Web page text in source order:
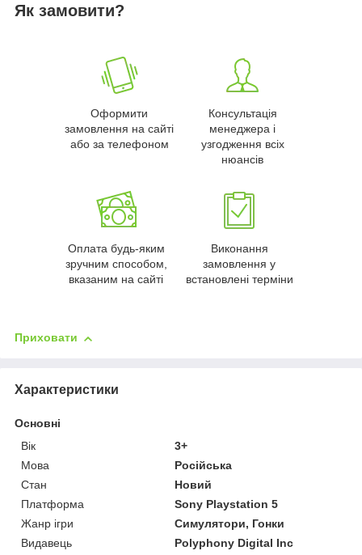
Як замовити?
Оформити
замовлення на сайті
або за телефоном
Консультація
менеджера і
узгодження всіх
нюансів
Оплата будь-яким
зручним способом,
вказаним на сайті
Виконання
замовлення у
встановлені терміни
Приховати
Характеристики
Основні
Вік
3+
Мова
Російська
Стан
Новий
Платформа
Sony Playstation 5
Жанр ігри
Симулятори, Гонки
Видавець
Polyphony Digital Inc